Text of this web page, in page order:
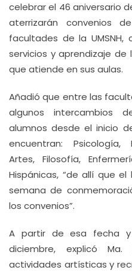
celebrar el 46 aniversario
aterrizarán convenios
facultades de la
servicios y aprendizaje
que atiende en sus aulas.
Añadió que entre las
algunos intercambios
alumnos desde el inicio
encuentran: Psicología,
Artes, Filosofía,
Hispánicas, “de allí que
semana de
los convenios”.
A partir de esa fecha
diciembre, explicó
actividades artísticas y